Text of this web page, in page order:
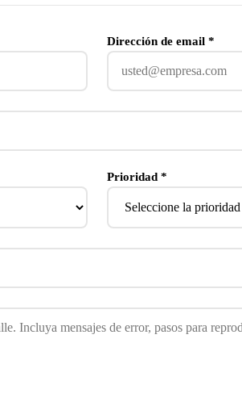
Dirección de email *
Prioridad *